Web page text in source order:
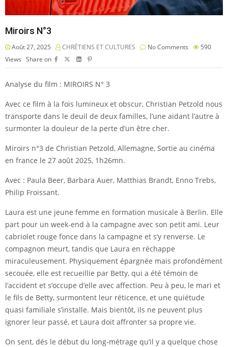
Miroirs N°3
Août 27, 2025 CHRÉTIENS ET CULTURES No Comments
590
Views Share on
Analyse du film : MIROIRS N° 3
Avec ce film à la fois lumineux et obscur, Christian Petzold nous
transporte dans le deuil de deux familles, l’une aidant l’autre à
surmonter la douleur de la perte d’un être cher.
Miroirs n°3 de Christian Petzold, Allemagne, Sortie au cinéma
en france le 27 août 2025, 1h26mn.
Avec : Paula Beer, Barbara Auer, Matthias Brandt, Enno Trebs,
Philip Froissant.
Laura est une jeune femme en formation musicale à Berlin. Elle
part pour un week-end à la campagne avec son petit ami. Leur
cabriolet rouge fonce dans la campagne et s’y renverse. Le
compagnon meurt, tandis que Laura en réchappe
miraculeusement. Physiquement épargnée mais profondément
secouée, elle est recueillie par Betty, qui a été témoin de
l’accident et s’occupe d’elle avec affection. Peu à peu, le mari et
le fils de Betty, surmontent leur réticence, et une quiétude
quasi familiale s’installe. Mais bientôt, ils ne peuvent plus
ignorer leur passé, et Laura doit affronter sa propre vie.
On sent, dés le début du long-métrage qu’il y a quelque chose